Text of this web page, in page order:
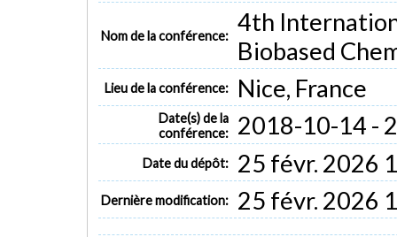
Nom de la conférence: 4th
Biobased
Lieu de la conférence: Nice, France
Date(s) de la
conférence:
2018-10-14 -
Date du dépôt: 25 févr. 2026
Dernière modification: 25 févr. 2026